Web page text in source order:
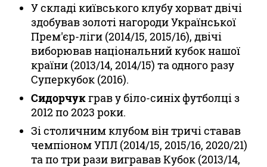
У складі київського клубу хорват двічі
здобував золоті нагороди Української
Прем'єр-ліги (2014/15, 2015/16), двічі
виборював національний кубок нашої
країни (2013/14, 2014/15) та одного разу
Суперкубок (2016).
Сидорчукграв у біло-синіх футболці з
2012 по 2023 роки.
Зі столичним клубом він тричі ставав
чемпіоном УПЛ (2014/15, 2015/16, 2020/21)
та по три рази вигравав Кубок (2013/14,